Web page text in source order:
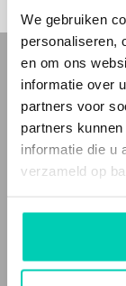
We gebruiken
personaliseren,
en om ons
informatie over
partners voor
partners
informatie die u
verzameld op
WIE ZIJN WIJ
Bij Locaties met
eventlocatiesen
zakelijke
Deze locaties
impact,
samenleving.